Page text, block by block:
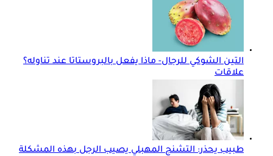
التين الشوكي للرجال- ماذا يفعل بالبروستاتا عند تناوله؟
علاقات
طبيب يحذر: التشنج المهبلي يصيب الرجل بهذه المشكلة